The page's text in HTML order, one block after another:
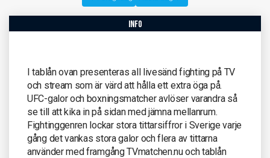
info
I tablån ovan presenteras all livesänd fighting på TV
och stream som är värd att hålla ett extra öga på.
UFC-galor och boxningsmatcher avlöser varandra så
se till att kika in på sidan med jämna mellanrum.
Fightinggenren lockar stora tittarsiffror i Sverige varje
gång det vankas stora galor och flera av tittarna
använder med framgång TVmatchen.nu och tablån